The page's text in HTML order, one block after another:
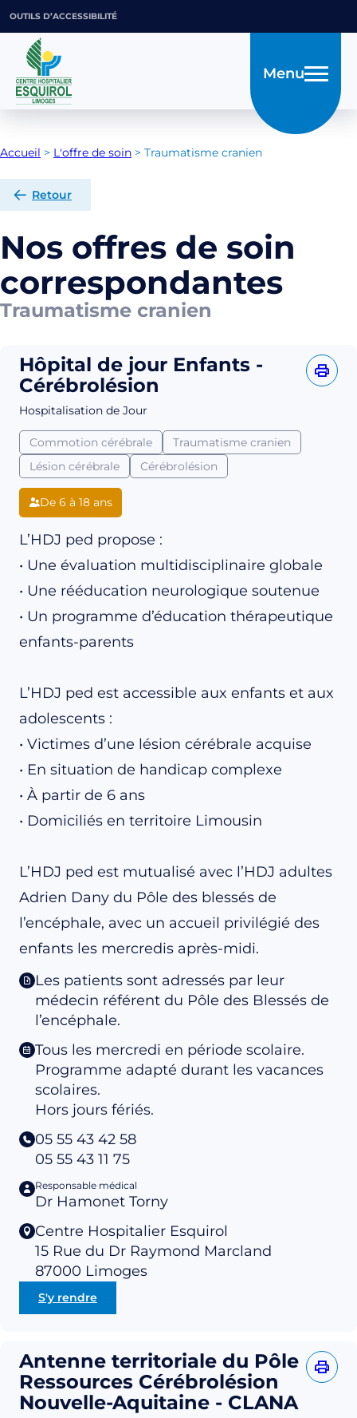
OUTILS D’ACCESSIBILITÉ
Menu
Accueil > L'offre de soin > Traumatisme cranien
Retour
Nos offres de soin
correspondantes
Traumatisme cranien
Hôpital de jour Enfants -
Cérébrolésion
Hospitalisation de Jour
Commotion cérébrale
Traumatisme cranien
Lésion cérébrale
Cérébrolésion
De 6 à 18 ans
L’HDJ ped propose :
• Une évaluation multidisciplinaire globale
• Une rééducation neurologique soutenue
• Un programme d’éducation thérapeutique
enfants-parents
L’HDJ ped est accessible aux enfants et aux
adolescents :
• Victimes d’une lésion cérébrale acquise
• En situation de handicap complexe
• À partir de 6 ans
• Domiciliés en territoire Limousin
L’HDJ ped est mutualisé avec l’HDJ adultes
Adrien Dany du Pôle des blessés de
l’encéphale, avec un accueil privilégié des
enfants les mercredis après-midi.
Les patients sont adressés par leur
médecin référent du Pôle des Blessés de
l’encéphale.
Tous les mercredi en période scolaire.
Programme adapté durant les vacances
scolaires.
Hors jours fériés.
05 55 43 42 58
05 55 43 11 75
Responsable médical
Dr Hamonet Torny
Centre Hospitalier Esquirol
15 Rue du Dr Raymond Marcland
87000 Limoges
S'y rendre
Antenne territoriale du Pôle
Ressources Cérébrolésion
Nouvelle-Aquitaine - CLANA